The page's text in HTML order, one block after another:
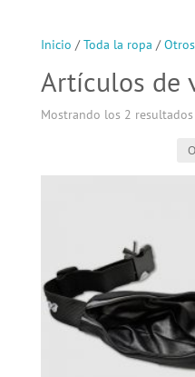
Inicio /Toda la ropa /Otros
Artículos de
Mostrando los 2 resultados